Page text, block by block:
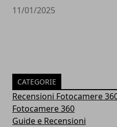
11/01/2025
CATEGORIE
Recensioni Fotocamere
Fotocamere 360
Guide e Recensioni